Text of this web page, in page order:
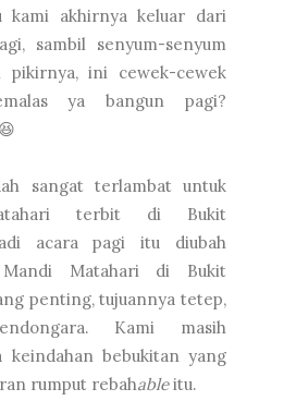
kami akhirnya keluar dari
sambil senyum-senyum
pikirnya, ini cewek-cewek
ya bangun pagi?
sangat terlambat untuk
terbit di Bukit
acara pagi itu diubah
Matahari di Bukit
penting, tujuannya tetep,
Kami masih
keindahan bebukitan yang
rumput rebahableitu.